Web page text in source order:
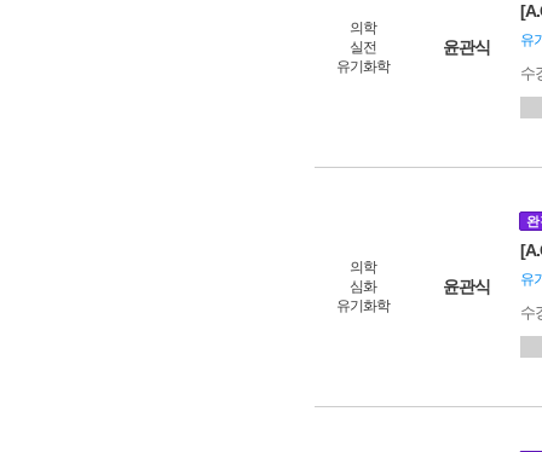
의학
실전
유기화학
윤관식 유
수
의학
심화
유기화학
윤관식
완
유
수